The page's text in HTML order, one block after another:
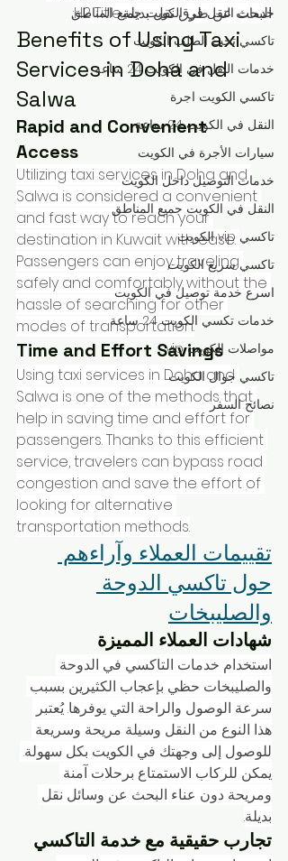
خدمات النقل في الكويت جميع المناطق
تاكسي تحت الطلب الكويت
خدمات النقل في الكويت 24 ساعة
تاكسي الكويت اجرة
النقل في الكويت 24 ساعة
سيارات الأجرة في الكويت
خدمات التوصيل داخل الكويت
النقل في الكويت جميع المناطق
تاكسي vip الكويت
تاكسي سريع الكويت
اسرع خدمة توصيل في الكويت
خدمات تكسي الكويت 24 ساعة
مواصلات الكويت vip
تاكسي جوال الكويت
نصائح السفر
البحث عن طرق نقل بديلة.H2 Title:
Benefits of Using Taxi
Services in Doha and
Salwa
Rapid and Convenient
Access
Utilizing taxi services in Doha and
Salwa is considered a convenient
and fast way to reach your
destination in Kuwait with ease.
Passengers can enjoy traveling
safely and comfortably without the
hassle of searching for other
modes of transportation.
Time and Effort Savings
Using taxi services in Doha and
Salwa is one of the methods that
help in saving time and effort for
passengers. Thanks to this efficient
service, travelers can bypass road
congestion and save the effort of
looking for alternative
transportation methods.
تقييمات العملاء وآراءهم
حول تاكسي الدوحة
والصليبخات
شهادات العملاء المميزة
استخدام خدمات التاكسي في الدوحة
والصليبخات حظي بإعجاب الكثيرين بسبب
سرعة الوصول والراحة التي يوفرها. يُعتبر
هذا النوع من النقل وسيلة مريحة وسريعة
للوصول إلى وجهتك في الكويت بكل سهولة.
يمكن للركاب الاستمتاع برحلات آمنة
ومريحة دون عناء البحث عن وسائل نقل
بديلة.
تجارب حقيقية مع خدمة التاكسي